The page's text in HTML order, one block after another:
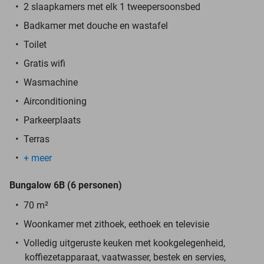
2 slaapkamers met elk 1 tweepersoonsbed
Badkamer met douche en wastafel
Toilet
Gratis wifi
Wasmachine
Airconditioning
Parkeerplaats
Terras
+ meer
Bungalow 6B (6 personen)
70 m²
Woonkamer met zithoek, eethoek en televisie
Volledig uitgeruste keuken met kookgelegenheid,
koffiezetapparaat, vaatwasser, bestek en servies,